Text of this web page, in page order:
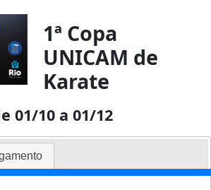
1ª Copa
UNICAM de
Karate
01/10 a 01/12